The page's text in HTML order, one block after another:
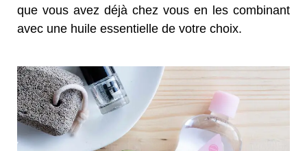
que vous avez déjà chez vous en les combinant
avec une huile essentielle de votre choix.